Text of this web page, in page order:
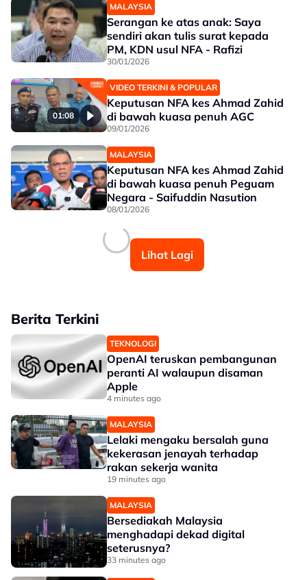
MALAYSIA
Serangan ke atas anak: Saya
sendiri akan tulis surat kepada
PM, KDN usul NFA - Rafizi
30/01/2026
01:08
VIDEO TERKINI & POPULAR
Keputusan NFA kes Ahmad Zahid
di bawah kuasa penuh AGC
09/01/2026
MALAYSIA
Keputusan NFA kes Ahmad Zahid
di bawah kuasa penuh Peguam
Negara - Saifuddin Nasution
08/01/2026
Lihat Lagi
Berita Terkini
TEKNOLOGI
OpenAI teruskan pembangunan
peranti AI walaupun disaman
Apple
4 minutes ago
MALAYSIA
Lelaki mengaku bersalah guna
kekerasan jenayah terhadap
rakan sekerja wanita
19 minutes ago
MALAYSIA
Bersediakah Malaysia
menghadapi dekad digital
seterusnya?
33 minutes ago